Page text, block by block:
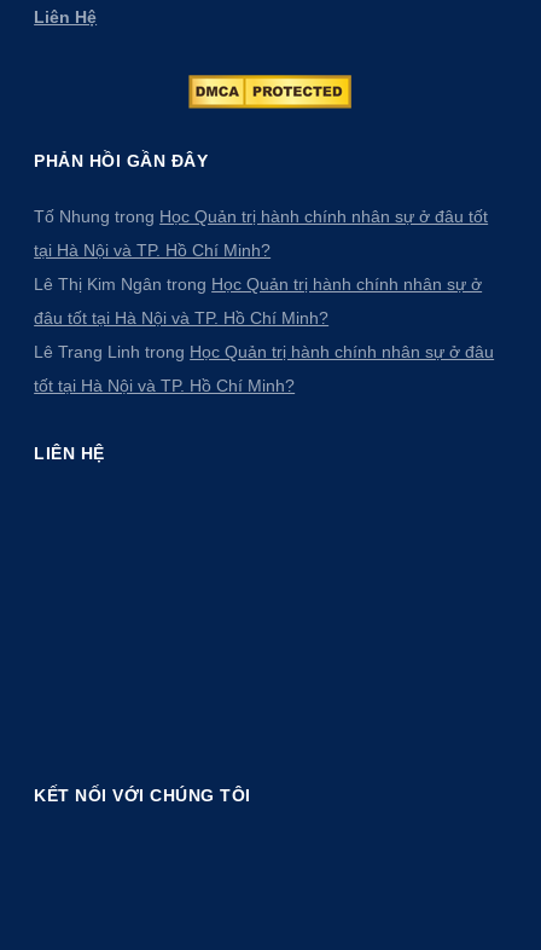
Liên Hệ
PHẢN HỒI GẦN ĐÂY
Tố Nhung trong Học Quản trị hành chính nhân sự ở đâu tốt
tại Hà Nội và TP. Hồ Chí Minh?
Lê Thị Kim Ngân trong Học Quản trị hành chính nhân sự ở
đâu tốt tại Hà Nội và TP. Hồ Chí Minh?
Lê Trang Linh trong Học Quản trị hành chính nhân sự ở đâu
tốt tại Hà Nội và TP. Hồ Chí Minh?
LIÊN HỆ
KẾT NỐI VỚI CHÚNG TÔI